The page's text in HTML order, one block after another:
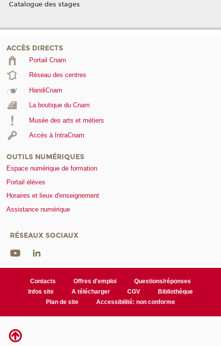
Catalogue des stages
ACCÈS DIRECTS
Portail Cnam
Réseau des centres
HandiCnam
La boutique du Cnam
Musée des arts et métiers
Accès à IntraCnam
OUTILS NUMÉRIQUES
Espace numérique de formation
Portail élèves
Horaires et lieux d'enseignement
Assistance numérique
RÉSEAUX SOCIAUX
Contacts Offres d'emploi
Questions/réponses
Infos site
A télécharger CGV
Bibliothèque
Plan de site
Accessibilité: non conforme